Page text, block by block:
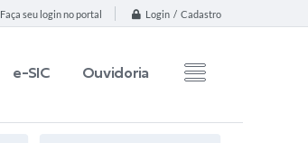
Faça seu login no portal Login / Cadastro
e-SIC Ouvidoria